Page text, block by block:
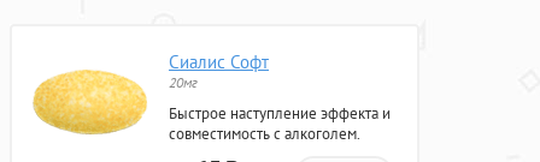
Сиалис Софт
20мг
Быстрое наступление эффекта и
совместимость с алкоголем.